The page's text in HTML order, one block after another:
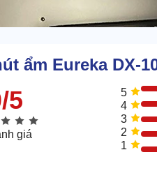
ẩm Eureka DX-
5
giá
5
4
3
2
1